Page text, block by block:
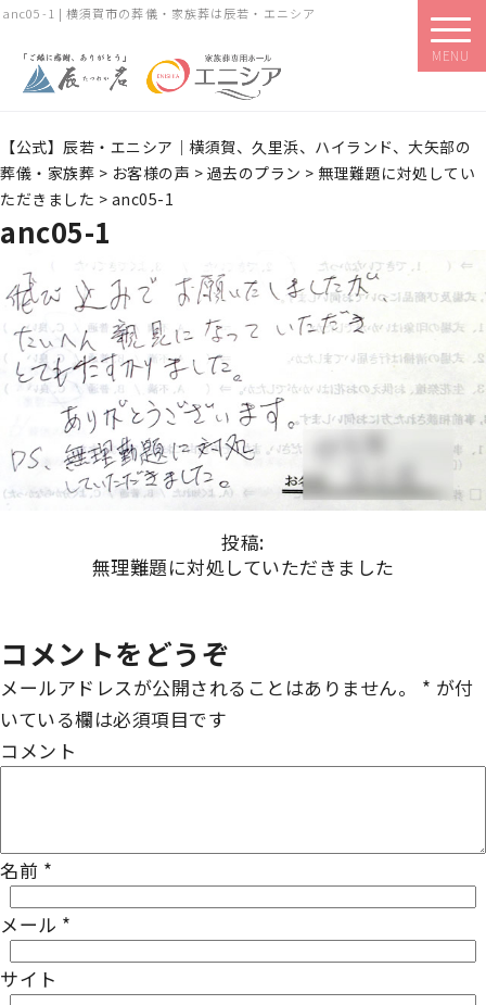
anc05-1 | 横須賀市の葬儀・家族葬は辰若・エニシア
MENU
【公式】辰若・エニシア｜横須賀、久里浜、ハイランド、大矢部の
葬儀・家族葬 > お客様の声 > 過去のプラン > 無理難題に対処してい
ただきました > anc05-1
anc05-1
投稿:
無理難題に対処していただきました
コメントをどうぞ
メールアドレスが公開されることはありません。 * が付
いている欄は必須項目です
コメント
名前 *
メール *
サイト